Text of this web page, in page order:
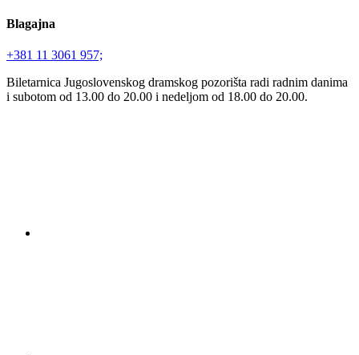
Blagajna
+381 11 3061 957;
Biletarnica Jugoslovenskog dramskog pozorišta radi radnim danima
i subotom od 13.00 do 20.00 i nedeljom od 18.00 do 20.00.